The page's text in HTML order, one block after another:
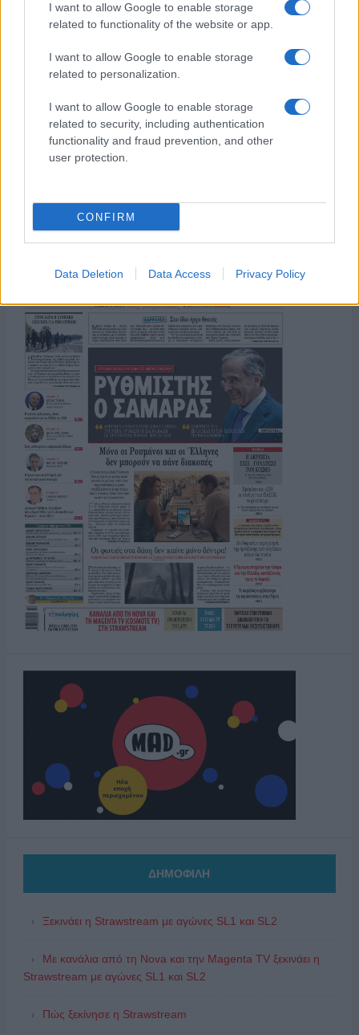
I want to allow Google to enable storage
related to functionality of the website or app.
I want to allow Google to enable storage
related to personalization.
I want to allow Google to enable storage
related to security, including authentication
functionality and fraud prevention, and other
user protection.
CONFIRM
Data Deletion Data Access Privacy Policy
Οι άνθρωποι, οι αυθεντικές ιστορίες,
το ελληνικό καλοκαίρι και ένας
ΓΙΑ ΤΟ ΚΑΛΟΚΑΙΡΙ ΣΟΥ →
ΔΗΜΟΦΙΛΗ
Ξεκινάει η Strawstream με αγώνες SL1 και SL2
Με κανάλια από τη Nova και την Magenta TV ξεκινάει η
Strawstream με αγώνες SL1 και SL2
Πώς ξεκίνησε η Strawstream